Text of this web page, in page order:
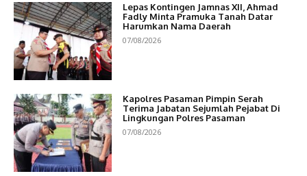
Lepas Kontingen Jamnas XII, Ahmad
Fadly Minta Pramuka Tanah Datar
Harumkan Nama Daerah
07/08/2026
Kapolres Pasaman Pimpin Serah
Terima Jabatan Sejumlah Pejabat Di
Lingkungan Polres Pasaman
07/08/2026